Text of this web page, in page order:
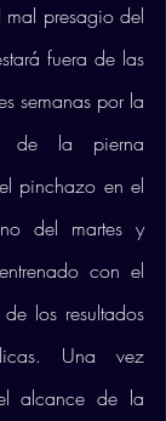
mal presagio del
fuera de las
semanas por la
de la pierna
pinchazo en el
del martes y
con el
los resultados
Una vez
alcance de la